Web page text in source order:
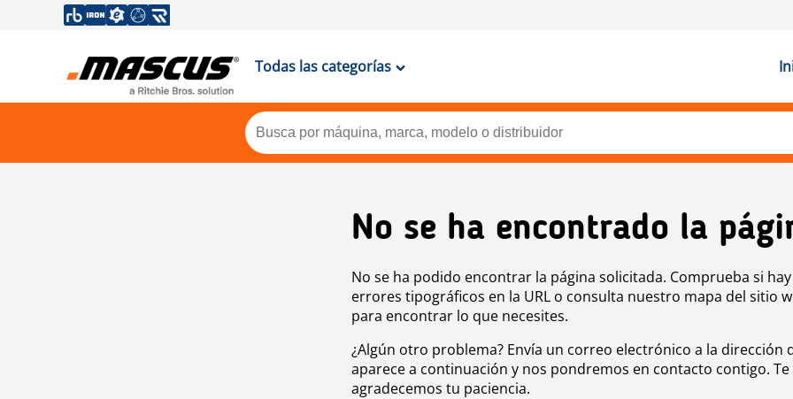
Todas las categorías
No se ha encontrado la
No se ha podido encontrar la página solicitada. Comprueba si hay
errores tipográficos en la URL o consulta nuestro mapa del sitio
para encontrar lo que necesites.
¿Algún otro problema? Envía un correo electrónico a la dirección
aparece a continuación y nos pondremos en contacto contigo. Te
agradecemos tu paciencia.